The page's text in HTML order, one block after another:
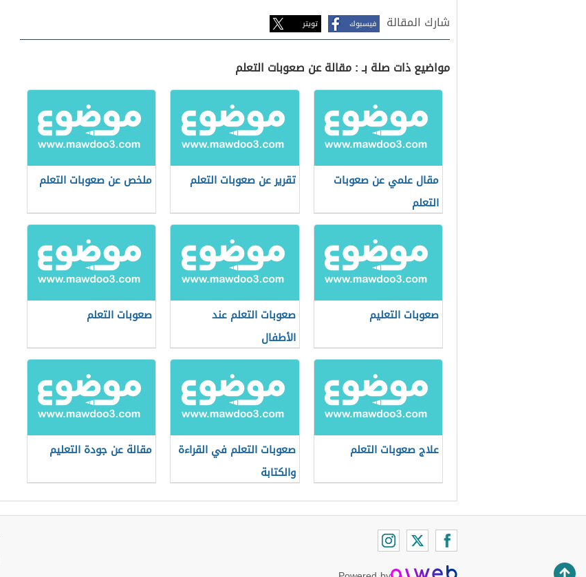
شارك المقالة فيسبوك تويتر
مواضيع ذات صلة بـ : مقالة عن صعوبات التعلم
مقال علمي عن صعوبات
التعلم
تقرير عن صعوبات التعلم ملخص عن صعوبات التعلم
صعوبات التعليم
صعوبات التعلم عند
الأطفال
صعوبات التعلم
علاج صعوبات التعلم
صعوبات التعلم في القراءة
والكتابة
مقالة عن جودة التعليم